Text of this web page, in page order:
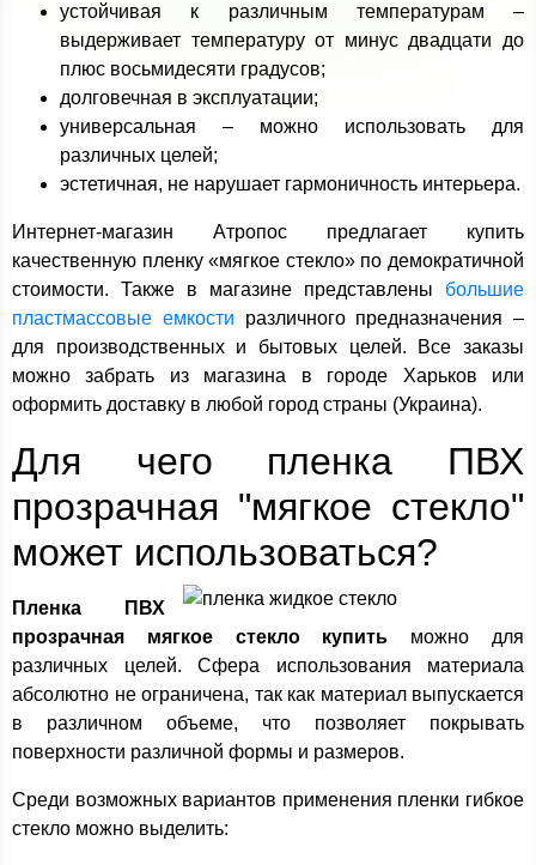
устойчивая к различным температурам –
выдерживает температуру от минус двадцати до
плюс восьмидесяти градусов;
долговечная в эксплуатации;
универсальная – можно использовать для
различных целей;
эстетичная, не нарушает гармоничность интерьера.
Интернет-магазин Атропос предлагает купить
качественную пленку «мягкое стекло» по демократичной
стоимости. Также в магазине представлены большие
пластмассовые емкости различного предназначения –
для производственных и бытовых целей. Все заказы
можно забрать из магазина в городе Харьков или
оформить доставку в любой город страны (Украина).
Для чего пленка ПВХ
прозрачная "мягкое стекло"
может использоваться?
Пленка ПВХ
прозрачная мягкое стекло купить можно для
различных целей. Сфера использования материала
абсолютно не ограничена, так как материал выпускается
в различном объеме, что позволяет покрывать
поверхности различной формы и размеров.
Среди возможных вариантов применения пленки гибкое
стекло можно выделить: